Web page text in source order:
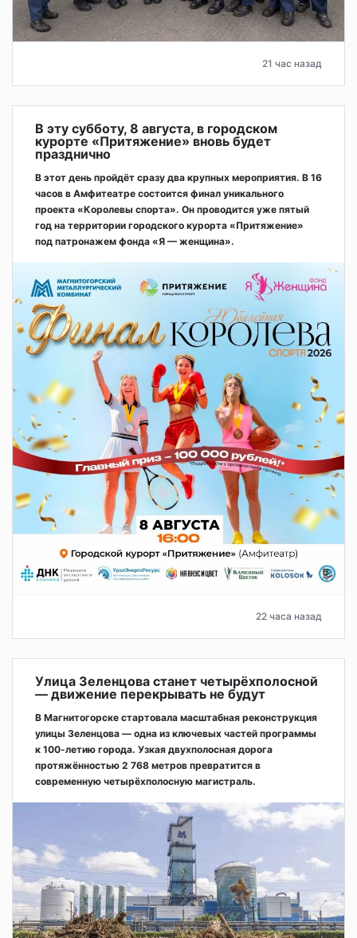
21 час назад
В эту субботу, 8 августа, в городском
курорте «Притяжение» вновь будет
празднично
В этот день пройдёт сразу два крупных мероприятия. В 16
часов в Амфитеатре состоится финал уникального
проекта «Королевы спорта». Он проводится уже пятый
год на территории городского курорта «Притяжение»
под патронажем фонда «Я — женщина».
22 часа назад
Улица Зеленцова станет четырёхполосной
— движение перекрывать не будут
В Магнитогорске стартовала масштабная реконструкция
улицы Зеленцова — одна из ключевых частей программы
к 100-летию города. Узкая двухполосная дорога
протяжённостью 2 768 метров превратится в
современную четырёхполосную магистраль.